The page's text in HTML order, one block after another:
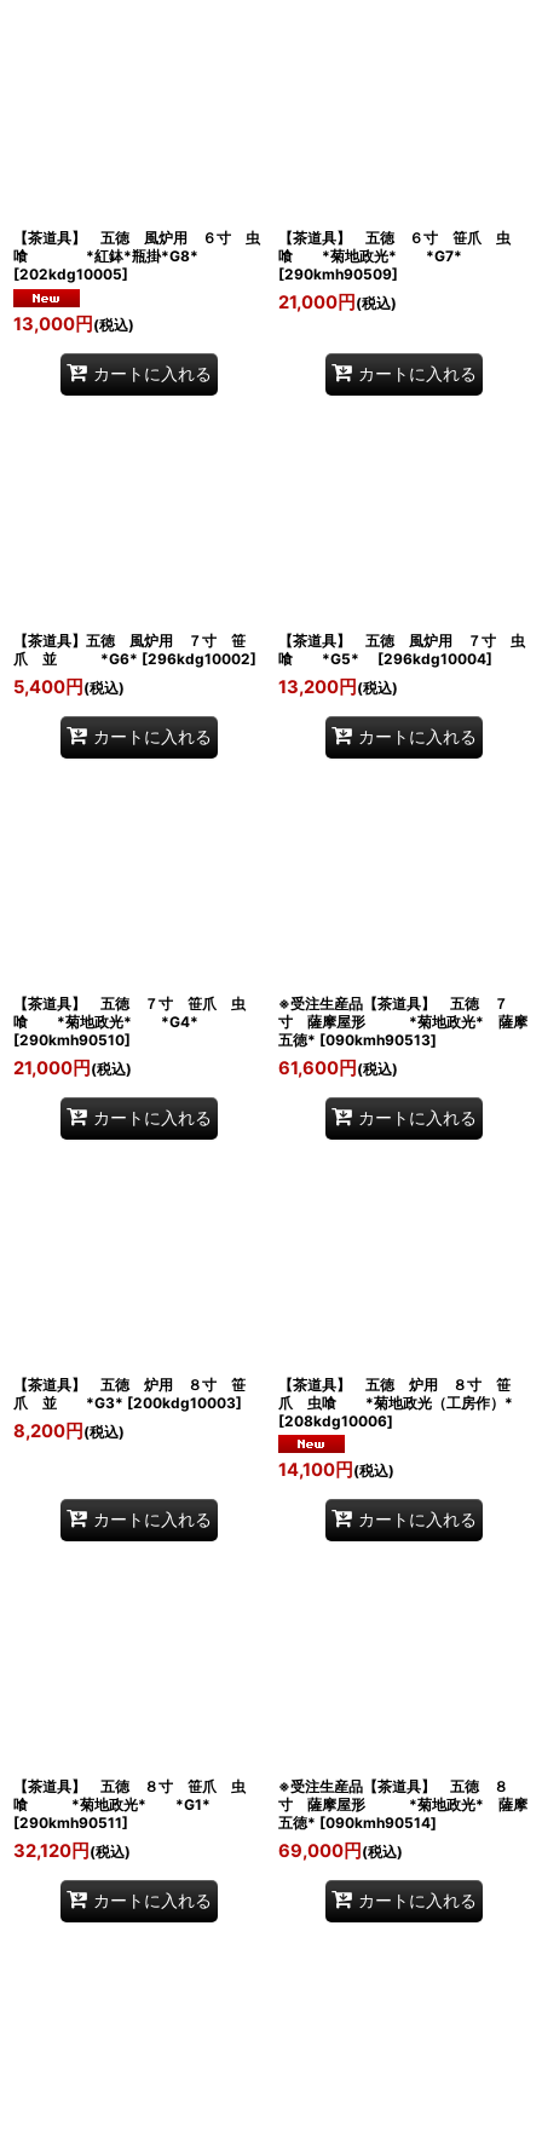
【茶道具】 五徳 風炉用 ６寸 虫
喰 *紅鉢*瓶掛*G8*
[202kdg10005]
13,000円 (税込)
カートに入れる
【茶道具】 五徳 ６寸 笹爪 虫
喰 *菊地政光* *G7*
[290kmh90509]
21,000円 (税込)
カートに入れる
【茶道具】五徳 風炉用 ７寸 笹
爪 並 *G6* [296kdg10002]
5,400円 (税込)
カートに入れる
【茶道具】 五徳 風炉用 ７寸 虫
喰 *G5*
[296kdg10004]
13,200円 (税込)
カートに入れる
【茶道具】 五徳 ７寸 笹爪 虫
喰 *菊地政光* *G4*
[290kmh90510]
21,000円 (税込)
カートに入れる
※受注生産品【茶道具】 五徳 ７
寸 薩摩屋形 *菊地政光* 薩摩
五徳* [090kmh90513]
61,600円 (税込)
カートに入れる
【茶道具】 五徳 炉用 ８寸 笹
爪 並 *G3* [200kdg10003]
8,200円 (税込)
カートに入れる
【茶道具】 五徳 炉用 ８寸 笹
爪 虫喰 *菊地政光（工房作）*
[208kdg10006]
14,100円 (税込)
カートに入れる
【茶道具】 五徳 ８寸 笹爪 虫
喰 *菊地政光* *G1*
[290kmh90511]
32,120円 (税込)
カートに入れる
※受注生産品【茶道具】 五徳 ８
寸 薩摩屋形 *菊地政光* 薩摩
五徳* [090kmh90514]
69,000円 (税込)
カートに入れる